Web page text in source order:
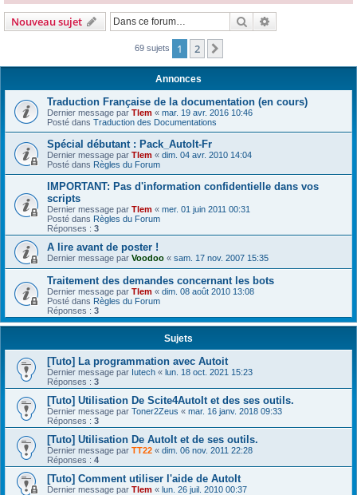
Nouveau sujet Rechercher
69 sujets 1 2
Annonces
Traduction Française de la documentation (en cours)
Dernier message par Tlem « mar. 19 avr. 2016 10:46
Posté dans Traduction des Documentations
Spécial débutant : Pack_AutoIt-Fr
Dernier message par Tlem « dim. 04 avr. 2010 14:04
Posté dans Règles du Forum
IMPORTANT: Pas d'information confidentielle dans vos
scripts
Dernier message par Tlem « mer. 01 juin 2011 00:31
Posté dans Règles du Forum
Réponses : 3
A lire avant de poster !
Dernier message par Voodoo « sam. 17 nov. 2007 15:35
Traitement des demandes concernant les bots
Dernier message par Tlem « dim. 08 août 2010 13:08
Posté dans Règles du Forum
Réponses : 3
Sujets
[Tuto] La programmation avec Autoit
Dernier message par Iutech « lun. 18 oct. 2021 15:23
Réponses : 3
[Tuto] Utilisation De Scite4AutoIt et des ses outils.
Dernier message par Toner2Zeus « mar. 16 janv. 2018 09:33
Réponses : 3
[Tuto] Utilisation De AutoIt et de ses outils.
Dernier message par TT22 « dim. 06 nov. 2011 22:28
Réponses : 4
[Tuto] Comment utiliser l'aide de AutoIt
Dernier message par Tlem « lun. 26 juil. 2010 00:37